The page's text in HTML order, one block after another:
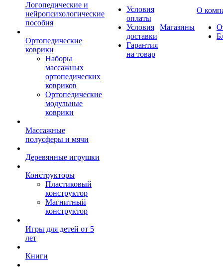
Логопедические и
нейропсихологические
пособия
Ортопедические
коврики
Наборы
массажных
ортопедических
ковриков
Ортопедические
модульные
коврики
Массажные
полусферы и мячи
Деревянные игрушки
Конструкторы
Пластиковый
конструктор
Магнитный
конструктор
Игры для детей от 5
лет
Книги
Условия
оплаты
Условия
доставки
Гарантия
на товар
Магазины
О